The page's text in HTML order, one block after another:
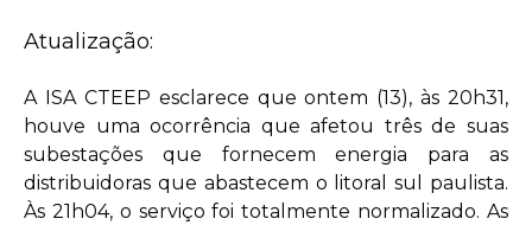
Atualização:
A ISA CTEEP esclarece que ontem (13), às 20h31,
houve uma ocorrência que afetou três de suas
subestações que fornecem energia para as
distribuidoras que abastecem o litoral sul paulista.
Às 21h04, o serviço foi totalmente normalizado. As